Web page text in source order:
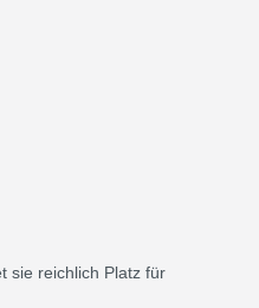
sie reichlich Platz für